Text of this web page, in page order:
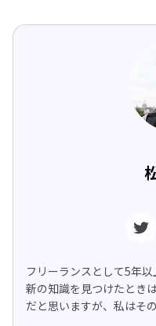
フリーランスとして5年
新の知識を見つけたとき
だと思いますが、私はそ